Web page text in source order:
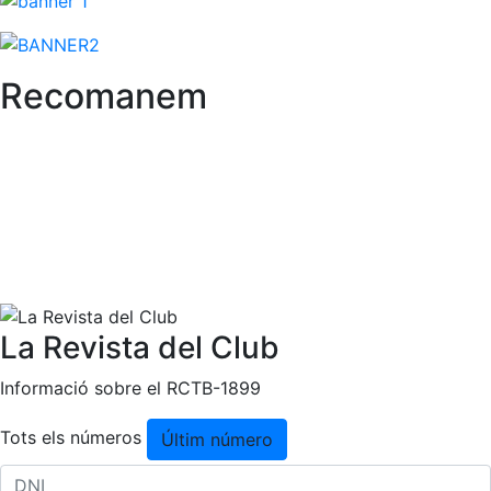
Fundació
Tennis
Escola de tennis
Palmarès equips
Recomanem
La Revista del Club
Informació sobre el RCTB-1899
Tots els números Últim número